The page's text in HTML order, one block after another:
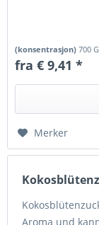
(konsentrasjon)700
fra € 9,41 *
Merker
Aroma und